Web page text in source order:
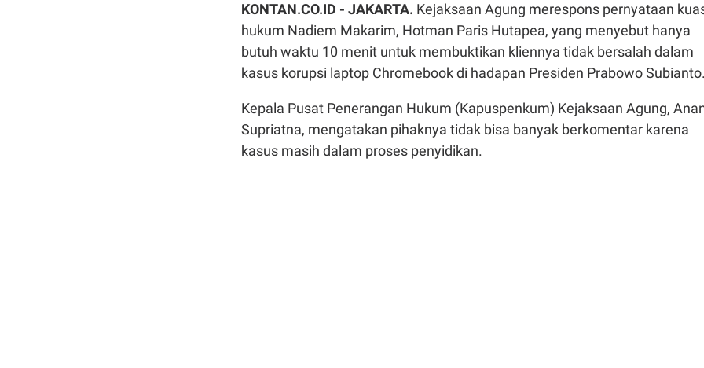
KONTAN.CO.ID - JAKARTA. Kejaksaan Agung merespons pernyataan
hukum Nadiem Makarim, Hotman Paris Hutapea, yang menyebut hanya
butuh waktu 10 menit untuk membuktikan kliennya tidak bersalah dalam
kasus korupsi laptop Chromebook di hadapan Presiden Prabowo
Kepala Pusat Penerangan Hukum (Kapuspenkum) Kejaksaan Agung,
Supriatna, mengatakan pihaknya tidak bisa banyak berkomentar karena
kasus masih dalam proses penyidikan.